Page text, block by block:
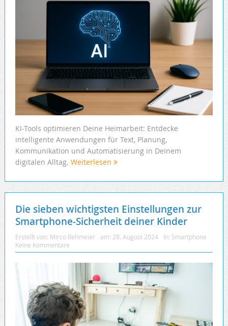
KI-Tools optimieren Deine Heimarbeit: Entdecke
intelligente Anwendungen für Text, Planung,
Kommunikation und Automatisierung in Deinem
digitalen Alltag. Weiterlesen
Die sieben wichtigsten Einstellungen zur
Smartphone-Sicherheit deiner Kinder
Erstellt von: Mirco Rehmeier am: 28. August 2024 In: Smartphone
Keine Kommentare